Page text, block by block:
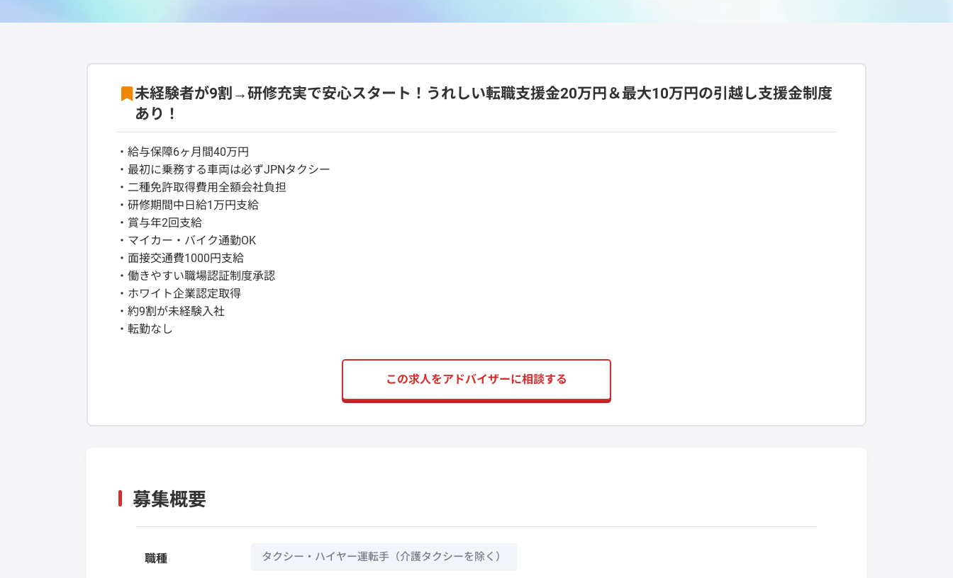
未経験者が9割→研修充実で安心スタート！うれしい転職支援金20万円＆最大10万円の引越し支援金制度
あり！
・給与保障6ヶ月間40万円
・最初に乗務する車両は必ずJPNタクシー
・二種免許取得費用全額会社負担
・研修期間中日給1万円支給
・賞与年2回支給
・マイカー・バイク通勤OK
・面接交通費1000円支給
・働きやすい職場認証制度承認
・ホワイト企業認定取得
・約9割が未経験入社
・転勤なし
この求人をアドバイザーに相談する
募集概要
職種 タクシー・ハイヤー運転手（介護タクシーを除く）